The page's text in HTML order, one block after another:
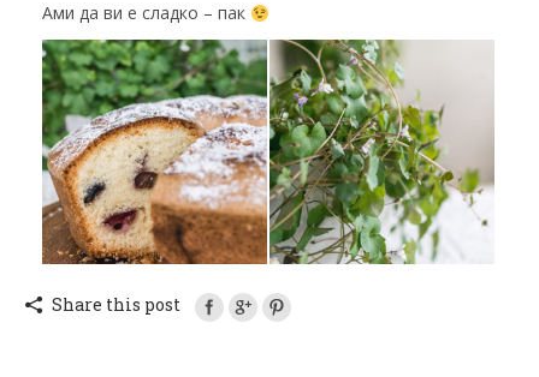
Ами да ви е сладко – пак
Share this post